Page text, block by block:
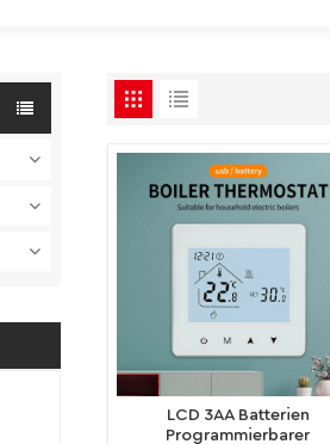
LCD 3AA Batterien
Programmierbarer